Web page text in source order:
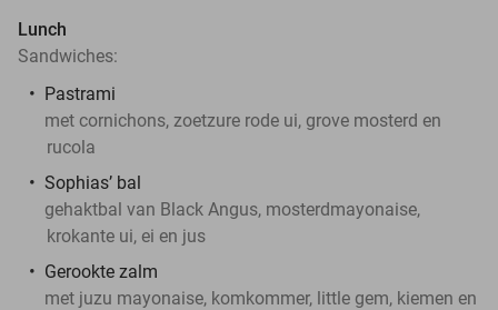
Lunch
Sandwiches:
Pastrami
met cornichons, zoetzure rode ui, grove mosterd en
rucola
Sophias’ bal
gehaktbal van Black Angus, mosterdmayonaise,
krokante ui, ei en jus
Gerookte zalm
met juzu mayonaise, komkommer, little gem, kiemen en